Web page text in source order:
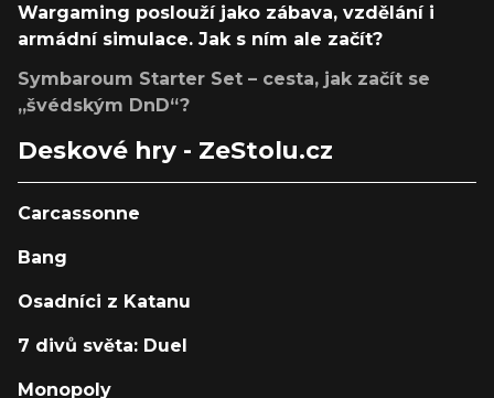
Wargaming poslouží jako zábava, vzdělání i
armádní simulace. Jak s ním ale začít?
Symbaroum Starter Set – cesta, jak začít se
„švédským DnD“?
Deskové hry - ZeStolu.cz
Carcassonne
Bang
Osadníci z Katanu
7 divů světa: Duel
Monopoly